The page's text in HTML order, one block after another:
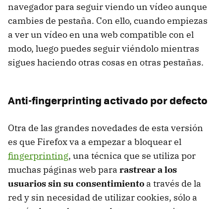
navegador para seguir viendo un vídeo aunque
cambies de pestaña. Con ello, cuando empiezas
a ver un vídeo en una web compatible con el
modo, luego puedes seguir viéndolo mientras
sigues haciendo otras cosas en otras pestañas.
Anti-fingerprinting activado por defecto
Otra de las grandes novedades de esta versión
es que Firefox va a empezar a bloquear el
fingerprinting, una técnica que se utiliza por
muchas páginas web para rastrear a los
usuarios sin su consentimiento a través de la
red y sin necesidad de utilizar cookies, sólo a